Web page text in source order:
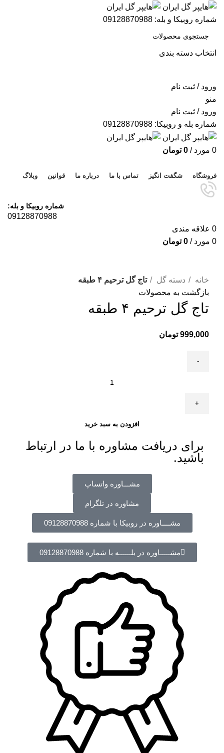
شماره روبیکا و بله: 09128870988
انتخاب دسته بندی
ورود / ثبت نام
منو
ورود / ثبت نام
شماره بله و روبیکا: 09128870988
0 مورد /
0 تومان
فروشگاه شگفت انگیز تماس با ما درباره ما قوانین وبلاگ
شماره روبیکا و بله:
09128870988
0 علاقه مندی
0 مورد /
0 تومان
خانه
دسته گل
تاج گل ترحیم ۴ طبقه
بازگشت به محصولات
تاج گل ترحیم ۴ طبقه
999,000 تومان
افزودن به سبد خرید
برای دریافت مشاوره با ما در ارتباط
باشید.
مشـــاوره واتساپ
مشاوره در تلگرام
مشــــاوره در روبیکا با شماره 09128870988
مشـــــاوره در بلــــــه با شماره 09128870988